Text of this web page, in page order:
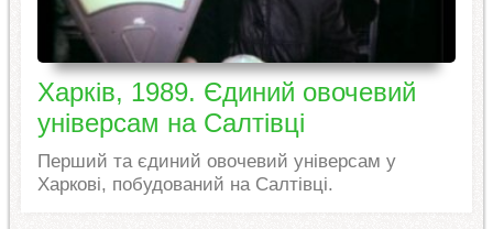
Харків, 1989. Єдиний овочевий
універсам на Салтівці
Перший та єдиний овочевий універсам у
Харкові, побудований на Салтівці.